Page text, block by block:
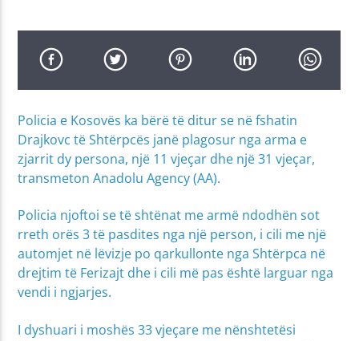
Policia e Kosovës ka bërë të ditur se në fshatin
Drajkovc të Shtërpcës janë plagosur nga arma e
zjarrit dy persona, një 11 vjeçar dhe një 31 vjeçar,
transmeton Anadolu Agency (AA).
Policia njoftoi se të shtënat me armë ndodhën sot
rreth orës 3 të pasdites nga një person, i cili me një
automjet në lëvizje po qarkullonte nga Shtërpca në
drejtim të Ferizajt dhe i cili më pas është larguar nga
vendi i ngjarjes.
I dyshuari i moshës 33 vjeçare me nënshtetësi